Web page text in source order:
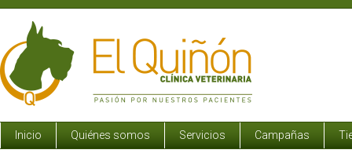
Inicio Quiénes somos Servicios Campañas